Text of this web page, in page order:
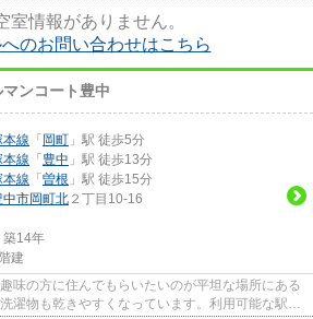
室情報がありません。
のお問い合わせはこちら
マンコート豊中
本線 「 岡町 」駅 徒歩5分
本線 「 豊中 」駅 徒歩13分
本線 「 曽根 」駅 徒歩15分
中市岡町北 ２丁目10-16
築14年
建
味の方に住んでもらいたいのが平坦な場所にある
濯物も乾きやすくなっています。利用可能な駅が